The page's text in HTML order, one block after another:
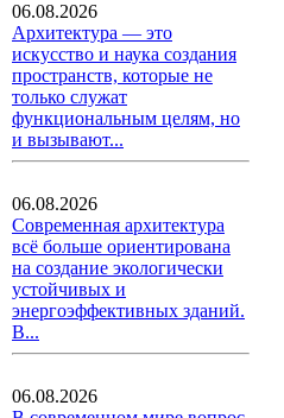
06.08.2026
Архитектура — это
искусство и наука создания
пространств, которые не
только служат
функциональным целям, но
и вызывают...
06.08.2026
Современная архитектура
всё больше ориентирована
на создание экологически
устойчивых и
энергоэффективных зданий.
В...
06.08.2026